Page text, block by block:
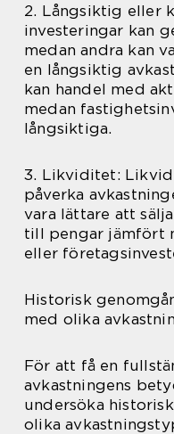
2. Långsiktig eller
investeringar kan
medan andra kan
en långsiktig
kan handel med
medan
långsiktiga.
3. Likviditet:
påverka
vara lättare att
till pengar jämfört
eller
Historisk
med olika
För att få en
avkastningens
undersöka
olika